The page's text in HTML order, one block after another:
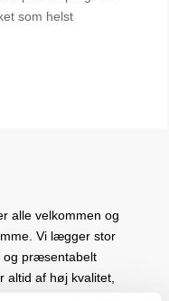
som helst
alle velkommen og
Vi lægger stor
og præsentabelt
altid af høj kvalitet,